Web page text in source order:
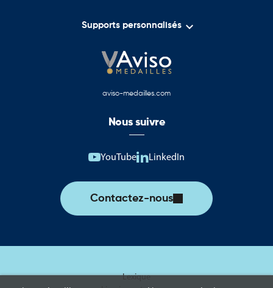
Supports personnalisés 
aviso-medailles.com
Nous suivre
YouTube LinkedIn
Contactez-nous
Lexique